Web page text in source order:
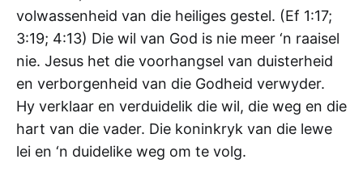
volwassenheid van die heiliges gestel. (Ef 1:17;
3:19; 4:13) Die wil van God is nie meer ‘n raaisel
nie. Jesus het die voorhangsel van duisterheid
en verborgenheid van die Godheid verwyder.
Hy verklaar en verduidelik die wil, die weg en die
hart van die vader. Die koninkryk van die lewe
lei en ‘n duidelike weg om te volg.